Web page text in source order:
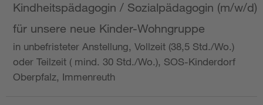
Kindheitspädagogin / Sozialpädagogin (m/w/d)
für unsere neue Kinder-Wohngruppe
in unbefristeter Anstellung, Vollzeit (38,5 Std./Wo.)
oder Teilzeit ( mind. 30 Std./Wo.), SOS-Kinderdorf
Oberpfalz, Immenreuth